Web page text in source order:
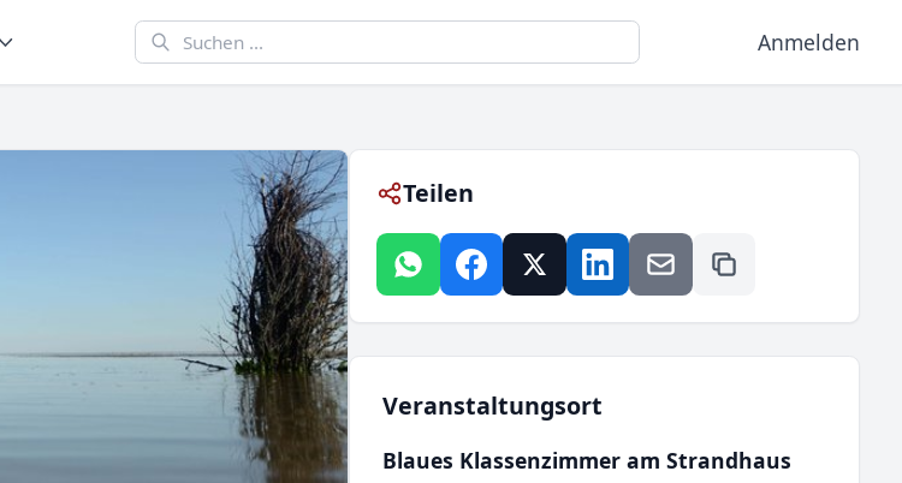
Anmelden
Teilen
Veranstaltungsort
Blaues Klassenzimmer am Strandhaus